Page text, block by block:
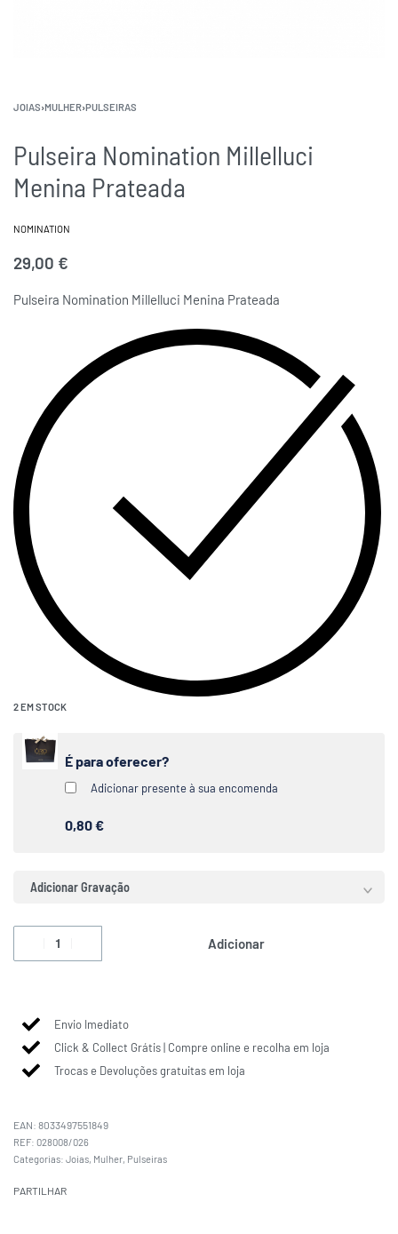
JOIAS›MULHER›PULSEIRAS
Pulseira Nomination Millelluci
Menina Prateada
NOMINATION
29,00 €
Pulseira Nomination Millelluci Menina Prateada
2 EM STOCK
É para oferecer?
Adicionar presente à sua encomenda
0,80 €
Adicionar Gravação
Adicionar
Envio Imediato
Click & Collect Grátis | Compre online e recolha em loja
Trocas e Devoluções gratuitas em loja
EAN: 8033497551849
028008/026
Categorias: Joias, Mulher, Pulseiras
PARTILHAR